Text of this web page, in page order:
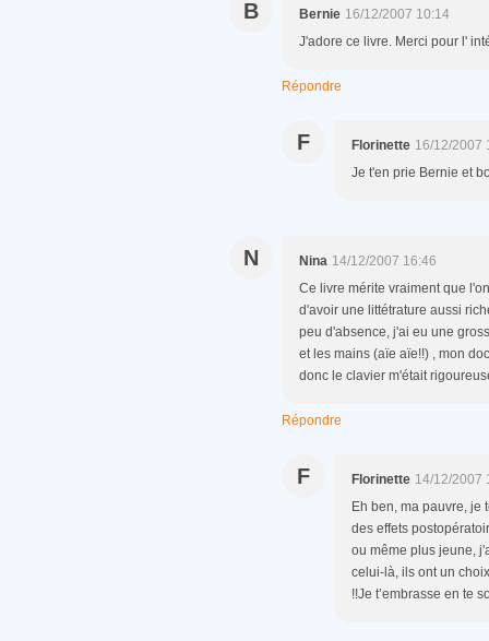
B Bernie 16/12/2007 10:14
J'adore ce livre. Merci pour l'
Répondre
F Florinette 16/12/2007
Je t'en prie Bernie et
N Nina 14/12/2007 16:46
Ce livre mérite vraiment que
d'avoir une littétrature aussi
peu d'absence, j'ai eu une
et les mains (aïe aïe!!) , mon
donc le clavier m'était
Répondre
F Florinette 14/12/2007
Eh ben, ma pauvre, je
des effets
ou même plus jeune,
celui-là, ils ont un
!!Je t’embrasse en te